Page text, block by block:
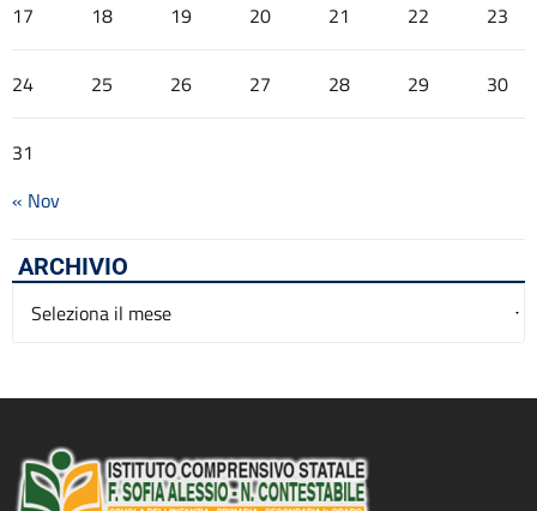
17 18 19 20 21 22 23
24 25 26 27 28 29 30
31
« Nov
ARCHIVIO
Archivio